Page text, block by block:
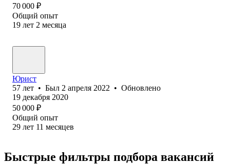
70 000 ₽
Общий опыт
19 лет 2 месяца
Юрист
57 лет • Был 2 апреля 2022 • Обновлено
19 декабря 2020
50 000 ₽
Общий опыт
29 лет 11 месяцев
Быстрые фильтры подбора вакансий